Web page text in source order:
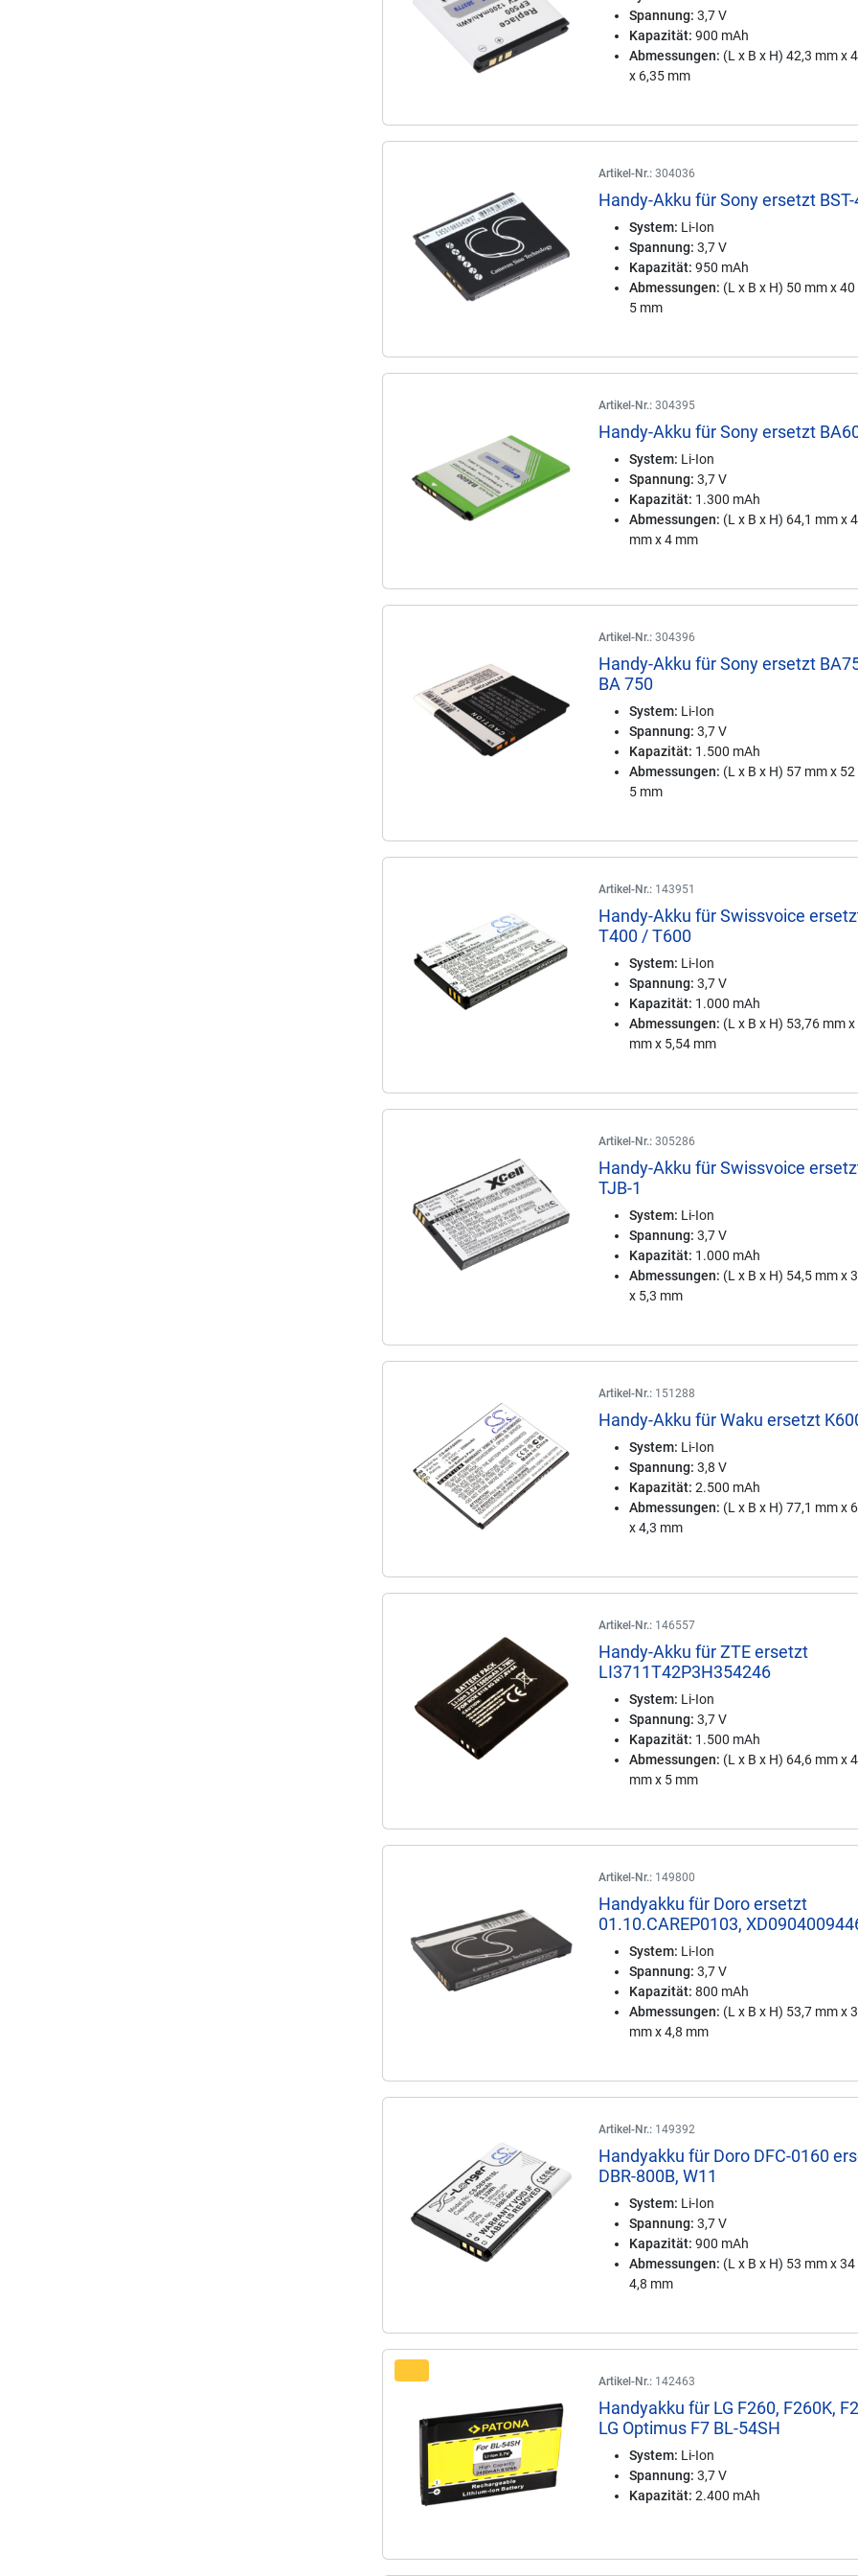
Spannung: 3,7 V
Kapazität: 900 mAh
Abmessungen: (L x B x H) 42,3 mm x
x 6,35 mm
Artikel-Nr.: 304036
Handy-Akku für Sony ersetzt BST-
System: Li-Ion
Spannung: 3,7 V
Kapazität: 950 mAh
Abmessungen: (L x B x H) 50 mm x
5 mm
Artikel-Nr.: 304395
Handy-Akku für Sony ersetzt
System: Li-Ion
Spannung: 3,7 V
Kapazität: 1.300 mAh
Abmessungen: (L x B x H) 64,1 mm x
mm x 4 mm
Artikel-Nr.: 304396
Handy-Akku für Sony ersetzt
BA 750
System: Li-Ion
Spannung: 3,7 V
Kapazität: 1.500 mAh
Abmessungen: (L x B x H) 57 mm x
5 mm
Artikel-Nr.: 143951
Handy-Akku für Swissvoice
T400 / T600
System: Li-Ion
Spannung: 3,7 V
Kapazität: 1.000 mAh
Abmessungen: (L x B x H) 53,76 mm
mm x 5,54 mm
Artikel-Nr.: 305286
Handy-Akku für Swissvoice
TJB-1
System: Li-Ion
Spannung: 3,7 V
Kapazität: 1.000 mAh
Abmessungen: (L x B x H) 54,5 mm x
x 5,3 mm
Artikel-Nr.: 151288
Handy-Akku für Waku ersetzt
System: Li-Ion
Spannung: 3,8 V
Kapazität: 2.500 mAh
Abmessungen: (L x B x H) 77,1 mm x
x 4,3 mm
Artikel-Nr.: 146557
Handy-Akku für ZTE ersetzt
LI3711T42P3H354246
System: Li-Ion
Spannung: 3,7 V
Kapazität: 1.500 mAh
Abmessungen: (L x B x H) 64,6 mm x
mm x 5 mm
Artikel-Nr.: 149800
Handyakku für Doro ersetzt
01.10.CAREP0103,
System: Li-Ion
Spannung: 3,7 V
Kapazität: 800 mAh
Abmessungen: (L x B x H) 53,7 mm x
mm x 4,8 mm
Artikel-Nr.: 149392
Handyakku für Doro DFC-0160
DBR-800B, W11
System: Li-Ion
Spannung: 3,7 V
Kapazität: 900 mAh
Abmessungen: (L x B x H) 53 mm x
4,8 mm
Artikel-Nr.: 142463
Handyakku für LG F260, F260K,
LG Optimus F7 BL-54SH
System: Li-Ion
Spannung: 3,7 V
Kapazität: 2.400 mAh